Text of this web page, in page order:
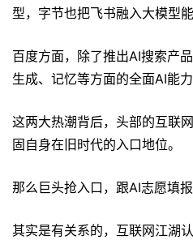
型，字节也把飞书融入大模型能
百度方面，除了推出AI搜索产
生成、记忆等方面的全面AI能
这两大热潮背后，头部的互联
固自身在旧时代的入口地位。
那么巨头抢入口，跟AI志愿填报
其实是有关系的，互联网江湖